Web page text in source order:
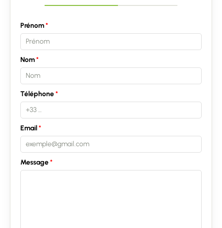
Prénom
Nom
Téléphone
Email
Message